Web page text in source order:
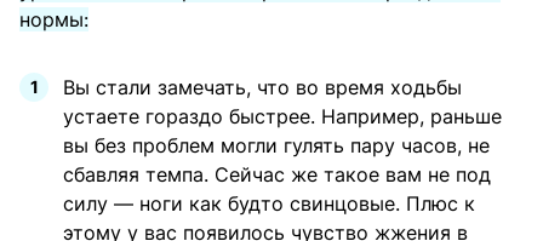
нормы:
Вы стали замечать, что во время ходьбы
устаете гораздо быстрее. Например, раньше
вы без проблем могли гулять пару часов, не
сбавляя темпа. Сейчас же такое вам не под
силу — ноги как будто свинцовые. Плюс к
этому у вас появилось чувство жжения в